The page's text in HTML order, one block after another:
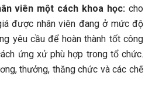
viên một cách khoa học: cho
được nhân viên đang ở mức độ
yêu cầu để hoàn thành tốt công
ứng xử phù hợp trong tổ chức.
thưởng, thăng chức và các chế